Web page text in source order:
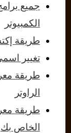
جميع
الكمبيوتر
طريقة
تغيير
طريقة
الراوتر
طريقة
الخاص بك